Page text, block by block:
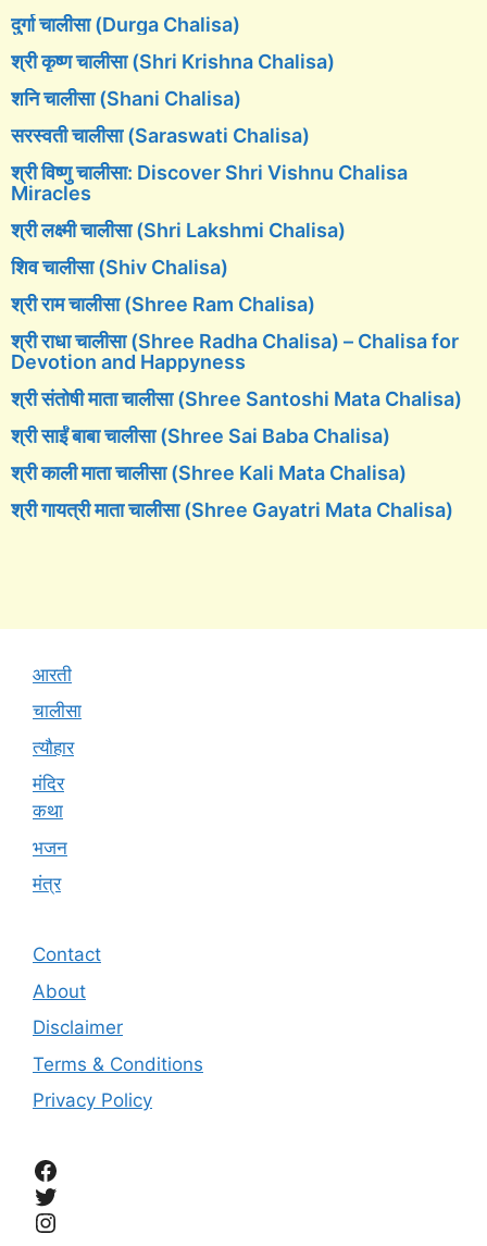
दुर्गा चालीसा (Durga Chalisa)
श्री कृष्ण चालीसा (Shri Krishna Chalisa)
शनि चालीसा (Shani Chalisa)
सरस्वती चालीसा (Saraswati Chalisa)
श्री विष्णु चालीसा: Discover Shri Vishnu Chalisa
Miracles
श्री लक्ष्मी चालीसा (Shri Lakshmi Chalisa)
शिव चालीसा (Shiv Chalisa)
श्री राम चालीसा (Shree Ram Chalisa)
श्री राधा चालीसा (Shree Radha Chalisa) – Chalisa for
Devotion and Happyness
श्री संतोषी माता चालीसा (Shree Santoshi Mata Chalisa)
श्री साईं बाबा चालीसा (Shree Sai Baba Chalisa)
श्री काली माता चालीसा (Shree Kali Mata Chalisa)
श्री गायत्री माता चालीसा (Shree Gayatri Mata Chalisa)
आरती
चालीसा
त्यौहार
मंदिर
कथा
भजन
मंत्र
Contact
About
Disclaimer
Terms & Conditions
Privacy Policy
Facebook
Twitter
Instagram